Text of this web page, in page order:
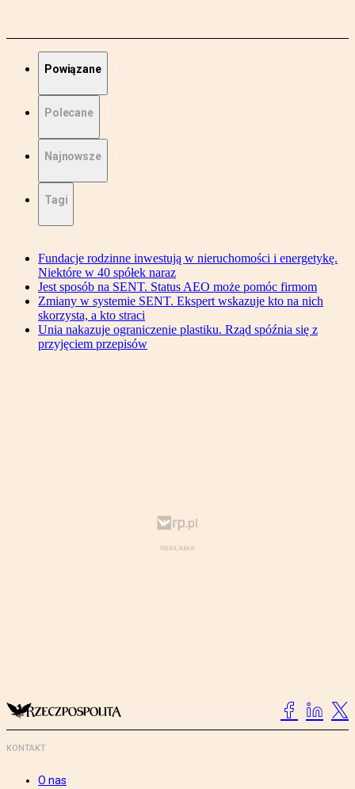
Powiązane
Polecane
Najnowsze
Tagi
Fundacje rodzinne inwestują w nieruchomości i energetykę.
Niektóre w 40 spółek naraz
Jest sposób na SENT. Status AEO może pomóc firmom
Zmiany w systemie SENT. Ekspert wskazuje kto na nich
skorzysta, a kto straci
Unia nakazuje ograniczenie plastiku. Rząd spóźnia się z
przyjęciem przepisów
KONTAKT
O nas